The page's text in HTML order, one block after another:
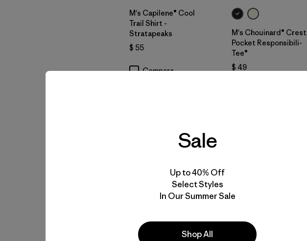
M's Capilene® Cool
Trail Shirt -
Stratapeaks
$ 55
Compara
M's Chouinard® Crest
Pocket Responsibili-
Tee®
$ 49
Sale
Up to 40% Off
Select Styles
In Our Summer Sale
Shop All